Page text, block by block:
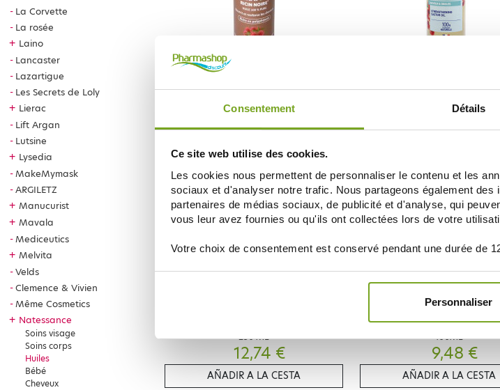
Consentement Détails
Ce site web utilise des cookies.
Les cookies nous permettent de personnaliser le contenu et les
sociaux et d'analyser notre trafic. Nous partageons également
partenaires de médias sociaux, de publicité et d'analyse, qui
vous leur avez fournies ou qu'ils ont collectées lors de votre
Votre choix de consentement est conservé pendant une durée de
Personnaliser
La Corvette
La rosée
+ Laino
Lancaster
Lazartigue
Les Secrets de Loly
+ Lierac
Lift Argan
Lutsine
+ Lysedia
MakeMymask
ARGILETZ
+ Manucurist
+ Mavala
Mediceutics
+ Melvita
Velds
Clemence & Vivien
Même Cosmetics
+ Natessance
Soins visage
Soins corps
Huiles
Bébé
Cheveux
NATESSANCE
NOIRE 100ML
8,72 €
6,98 €
AÑADIR A LA CESTA
8,20 €
AÑADIR A LA CESTA
250 ML
12,74 €
AÑADIR A LA CESTA
NATESSANCE HUILE PURE DE
100ML
9,48 €
AÑADIR A LA CESTA